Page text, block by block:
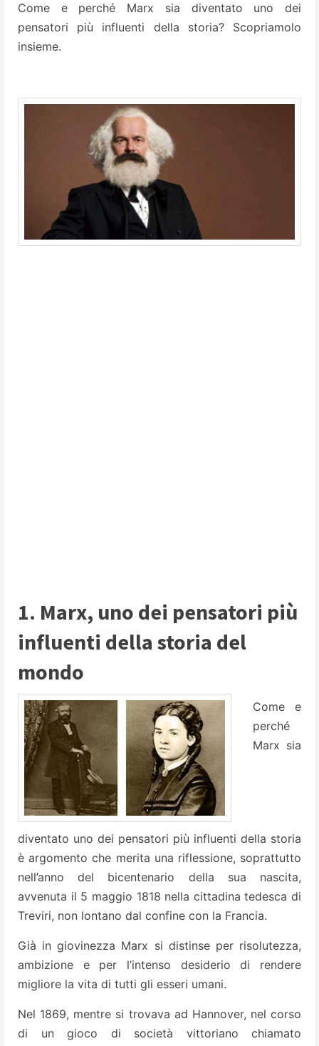
Come e perché Marx sia diventato uno dei
pensatori più influenti della storia? Scopriamolo
insieme.
1. Marx, uno dei pensatori più
influenti della storia del
mondo
Come e
perché
Marx sia
diventato uno dei pensatori più influenti della storia
è argomento che merita una riflessione, soprattutto
nell’anno del bicentenario della sua nascita,
avvenuta il 5 maggio 1818 nella cittadina tedesca di
Treviri, non lontano dal confine con la Francia.
Già in giovinezza Marx si distinse per risolutezza,
ambizione e per l’intenso desiderio di rendere
migliore la vita di tutti gli esseri umani.
Nel 1869, mentre si trovava ad Hannover, nel corso
di un gioco di società vittoriano chiamato